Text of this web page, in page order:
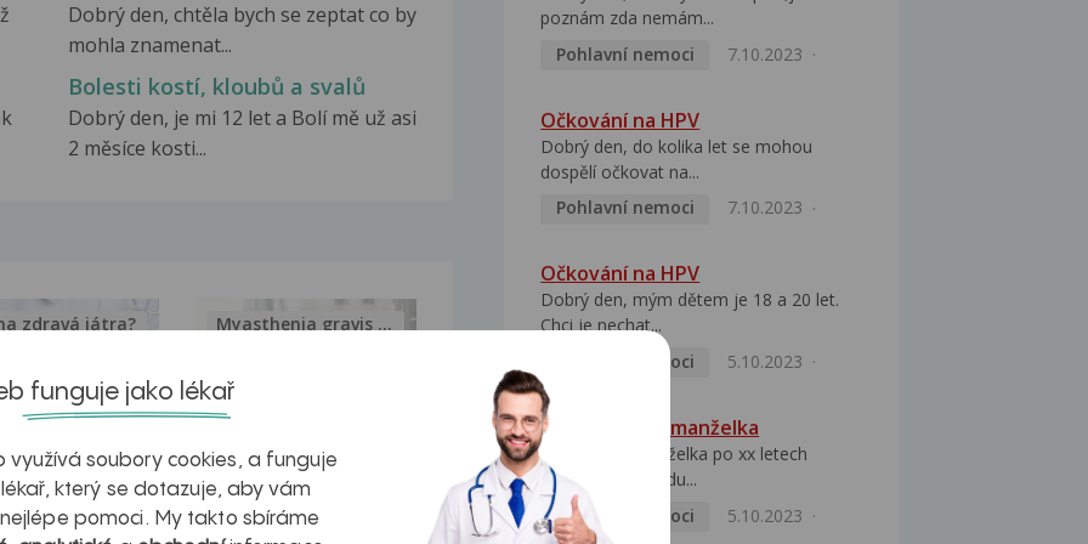
Dobrý den, chtěla bych se zeptat co by
mohla znamenat...
Bolesti kostí, kloubů a svalů
Dobrý den, je mi 12 let a Bolí mě už asi
2 měsíce kosti...
zdravá játra?
Inovativní
Myasthenia gravis – vše, co...
poznám zda nemám...
Pohlavní nemoci
7.10.2023
Očkování na HPV
Dobrý den, do kolika let se mohou
dospělí očkovat na...
Pohlavní nemoci
7.10.2023
Očkování na HPV
Dobrý den, mým dětem je 18 a 20 let.
Chci je nechat...
Pohlavní nemoci
5.10.2023
HPV pozitivní manželka
Dobrý den, manželka po xx letech
přivezla z Východu...
Pohlavní nemoci
5.10.2023
funguje jako lékař
využívá soubory cookies, a funguje
který se dotazuje, aby vám
pomoci. My takto sbíráme